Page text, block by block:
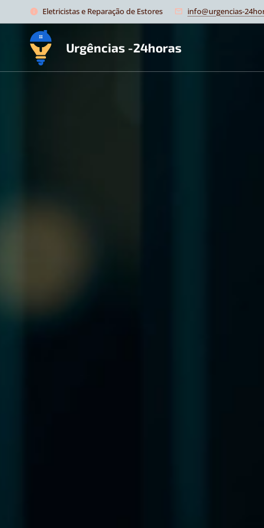
Eletricistas e Reparação de Estores info@urgencias-
Urgências -24horas